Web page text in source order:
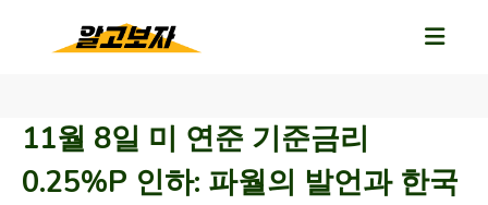
11월 8일 미 연준 기준금리
0.25%P 인하: 파월의 발언과 한국